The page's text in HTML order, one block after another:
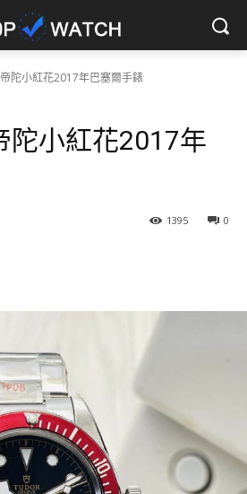
陀小紅花2017年巴塞爾手錶
陀小紅花2017年
0
1395